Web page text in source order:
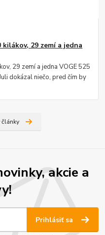
29 zemí a jedna
29 zemí a jedna VOGE 525
dokázal niečo, pred čím by
akcie a
Prihlásiť sa